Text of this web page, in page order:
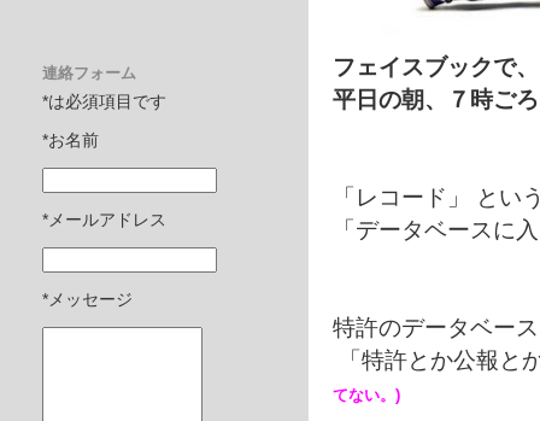
フェイスブックで、
平日の朝、７時ご
「レコード」 とい
「データベースに
特許のデータベー
「特許とか公報と
てない。)
連絡フォーム
*は必須項目です
*お名前
*メールアドレス
*メッセージ